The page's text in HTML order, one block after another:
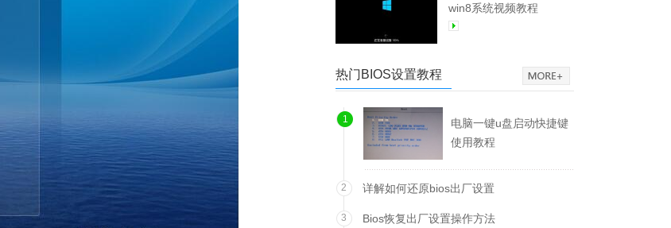
win8系统视频教程
热门BIOS设置教程
1
电脑一键u盘启动快捷键
使用教程
2 详解如何还原bios出厂设置
3 Bios恢复出厂设置操作方法